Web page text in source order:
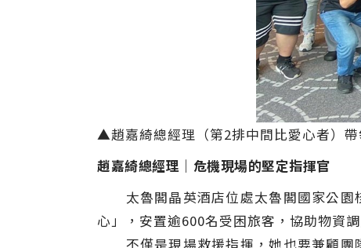
▲趙嘉綺總經理（第2排中間比愛心者）
趙嘉綺總經理｜危機現場的堅定指揮官
太魯閣晶英酒店位處太魯閣國家公園
心」，安置逾600名受困旅客，協助物資
不僅是現場救援指揮，她也要兼顧團